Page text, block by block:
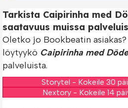
Tarkista Caipirinha med
saatavuus muissa
Oletko jo Bookbeatin
löytyykö Caipirinha med
palveluista.
Storytel - Kokeile 30
Nextory - Kokeile 14